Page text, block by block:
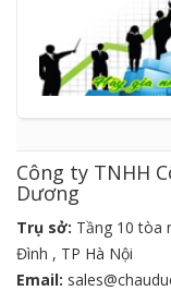
Công ty TNHH
Dương
Trụ sở: Tầng 10 tòa
Đình , TP Hà Nội
Email: